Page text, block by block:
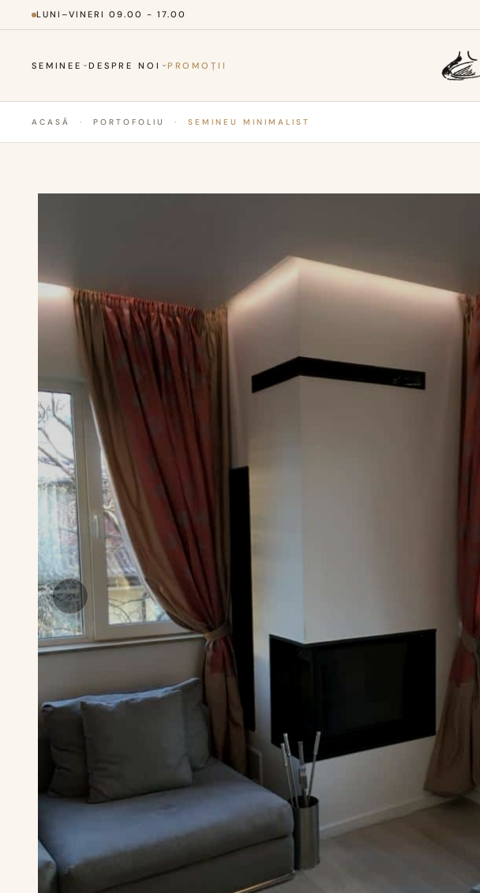
LUNI–VINERI 09.00 - 17.00
SEMINEE DESPRE NOI PROMOȚII
ACASĂ · PORTOFOLIU · SEMINEU MINIMALIST